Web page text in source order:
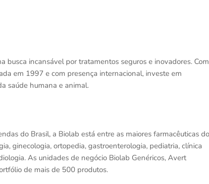
incansável por tratamentos seguros e inovadores. Com
em 1997 e com presença internacional, investe em
saúde humana e animal.
do Brasil, a Biolab está entre as maiores farmacêuticas do
ginecologia, ortopedia, gastroenterologia, pediatria, clínica
As unidades de negócio Biolab Genéricos, Avert
de mais de 500 produtos.